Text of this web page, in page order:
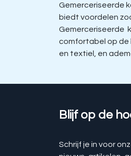
Gemerceriseerde
biedt voordelen
Gemerceriseerde
comfortabel op de
en textiel, en
Blijf op de
Schrijf je in voor